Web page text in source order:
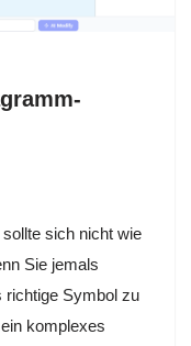
sich nicht wie
Sie jemals
richtige Symbol zu
komplexes